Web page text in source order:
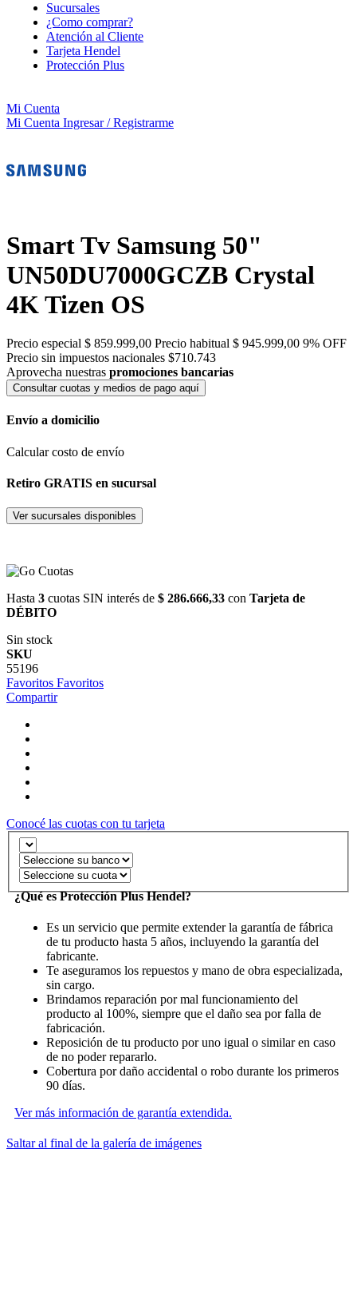
Sucursales
¿Como comprar?
Atención al Cliente
Tarjeta Hendel
Protección Plus
Mi Cuenta
Mi Cuenta Ingresar / Registrarme
Smart Tv Samsung 50"
UN50DU7000GCZB Crystal
4K Tizen OS
Precio especial $ 859.999,00 Precio habitual $ 945.999,00 9% OFF
Precio sin impuestos nacionales $710.743
Aprovecha nuestras promociones bancarias
Consultar cuotas y medios de pago aquí
Envío a domicilio
Calcular costo de envío
Retiro GRATIS en sucursal
Ver sucursales disponibles
Hasta 3 cuotas SIN interés de $ 286.666,33 con Tarjeta de
DÉBITO
Sin stock
SKU
55196
Favoritos Favoritos
Compartir
Conocé las cuotas con tu tarjeta
¿Qué es Protección Plus Hendel?
Es un servicio que permite extender la garantía de fábrica
de tu producto hasta 5 años, incluyendo la garantía del
fabricante.
Te aseguramos los repuestos y mano de obra especializada,
sin cargo.
Brindamos reparación por mal funcionamiento del
producto al 100%, siempre que el daño sea por falla de
fabricación.
Reposición de tu producto por uno igual o similar en caso
de no poder repararlo.
Cobertura por daño accidental o robo durante los primeros
90 días.
Ver más información de garantía extendida.
Saltar al final de la galería de imágenes